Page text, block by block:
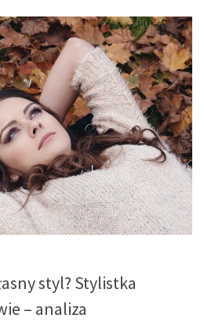
styl? Stylistka
– analiza